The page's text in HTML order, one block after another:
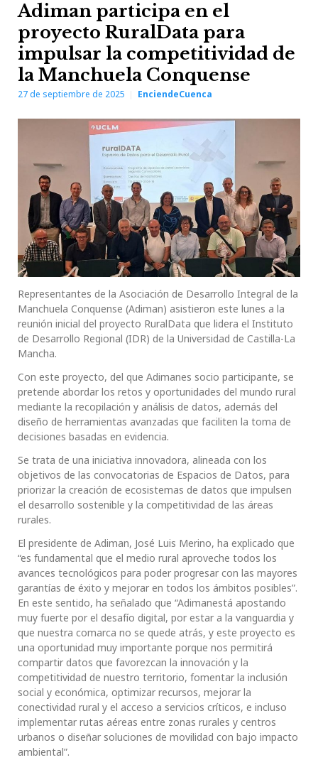
Adiman participa en el
proyecto RuralData para
impulsar la competitividad de
la Manchuela Conquense
27 de septiembre de 2025 EnciendeCuenca
Representantes de la Asociación de Desarrollo Integral de la
Manchuela Conquense (Adiman) asistieron este lunes a la
reunión inicial del proyecto RuralData que lidera el Instituto
de Desarrollo Regional (IDR) de la Universidad de Castilla-La
Mancha.
Con este proyecto, del que Adimanes socio participante, se
pretende abordar los retos y oportunidades del mundo rural
mediante la recopilación y análisis de datos, además del
diseño de herramientas avanzadas que faciliten la toma de
decisiones basadas en evidencia.
Se trata de una iniciativa innovadora, alineada con los
objetivos de las convocatorias de Espacios de Datos, para
priorizar la creación de ecosistemas de datos que impulsen
el desarrollo sostenible y la competitividad de las áreas
rurales.
El presidente de Adiman, José Luis Merino, ha explicado que
“es fundamental que el medio rural aproveche todos los
avances tecnológicos para poder progresar con las mayores
garantías de éxito y mejorar en todos los ámbitos posibles”.
En este sentido, ha señalado que “Adimanestá apostando
muy fuerte por el desafío digital, por estar a la vanguardia y
que nuestra comarca no se quede atrás, y este proyecto es
una oportunidad muy importante porque nos permitirá
compartir datos que favorezcan la innovación y la
competitividad de nuestro territorio, fomentar la inclusión
social y económica, optimizar recursos, mejorar la
conectividad rural y el acceso a servicios críticos, e incluso
implementar rutas aéreas entre zonas rurales y centros
urbanos o diseñar soluciones de movilidad con bajo impacto
ambiental”.